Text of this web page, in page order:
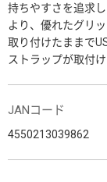
持ちやすさを追求
より、優れたグリ
取り付けたままで
ストラップが取付
JANコード
4550213039862